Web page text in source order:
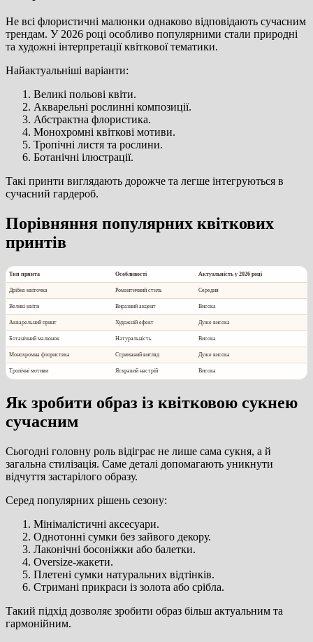
Не всі флористичні малюнки однаково відповідають сучасним
трендам. У 2026 році особливо популярними стали природні
та художні інтерпретації квіткової тематики.
Найактуальніші варіанти:
Великі польові квіти.
Акварельні рослинні композиції.
Абстрактна флористика.
Монохромні квіткові мотиви.
Тропічні листя та рослини.
Ботанічні ілюстрації.
Такі принти виглядають дорожче та легше інтегруються в
сучасний гардероб.
Порівняння популярних квіткових
принтів
Тип принта Особливості Актуальність у 2026 році
Дрібна квіточка Романтичний стиль Середня
Великі квіти Виразний акцент Висока
Акварельний принт Художній ефект Дуже висока
Ботанічний малюнок Натуральність Висока
Монохромна флористика Стриманий вигляд Дуже висока
Тропічні мотиви Яскравий настрій Висока
Як зробити образ із квітковою сукнею
сучасним
Сьогодні головну роль відіграє не лише сама сукня, а й
загальна стилізація. Саме деталі допомагають уникнути
відчуття застарілого образу.
Серед популярних рішень сезону:
Мінімалістичні аксесуари.
Однотонні сумки без зайвого декору.
Лаконічні босоніжки або балетки.
Oversize-жакети.
Плетені сумки натуральних відтінків.
Стримані прикраси із золота або срібла.
Такий підхід дозволяє зробити образ більш актуальним та
гармонійним.